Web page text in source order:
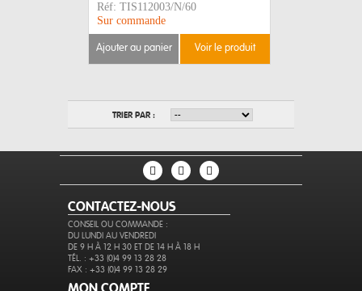
Réf: TIS112003/N/60
Sur commande
ajouter au panier voir le produit
TRIER PAR :
CONTACTEZ-NOUS
CONSEIL OU COMMANDE :
DU LUNDI AU VENDREDI
DE 9 H À 12 H 30 ET DE 14 H À 18 H
TÉL. : +33 (0)4 99 13 28 28
FAX : +33 (0)4 99 13 28 29